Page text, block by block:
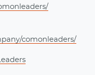
comonleaders/